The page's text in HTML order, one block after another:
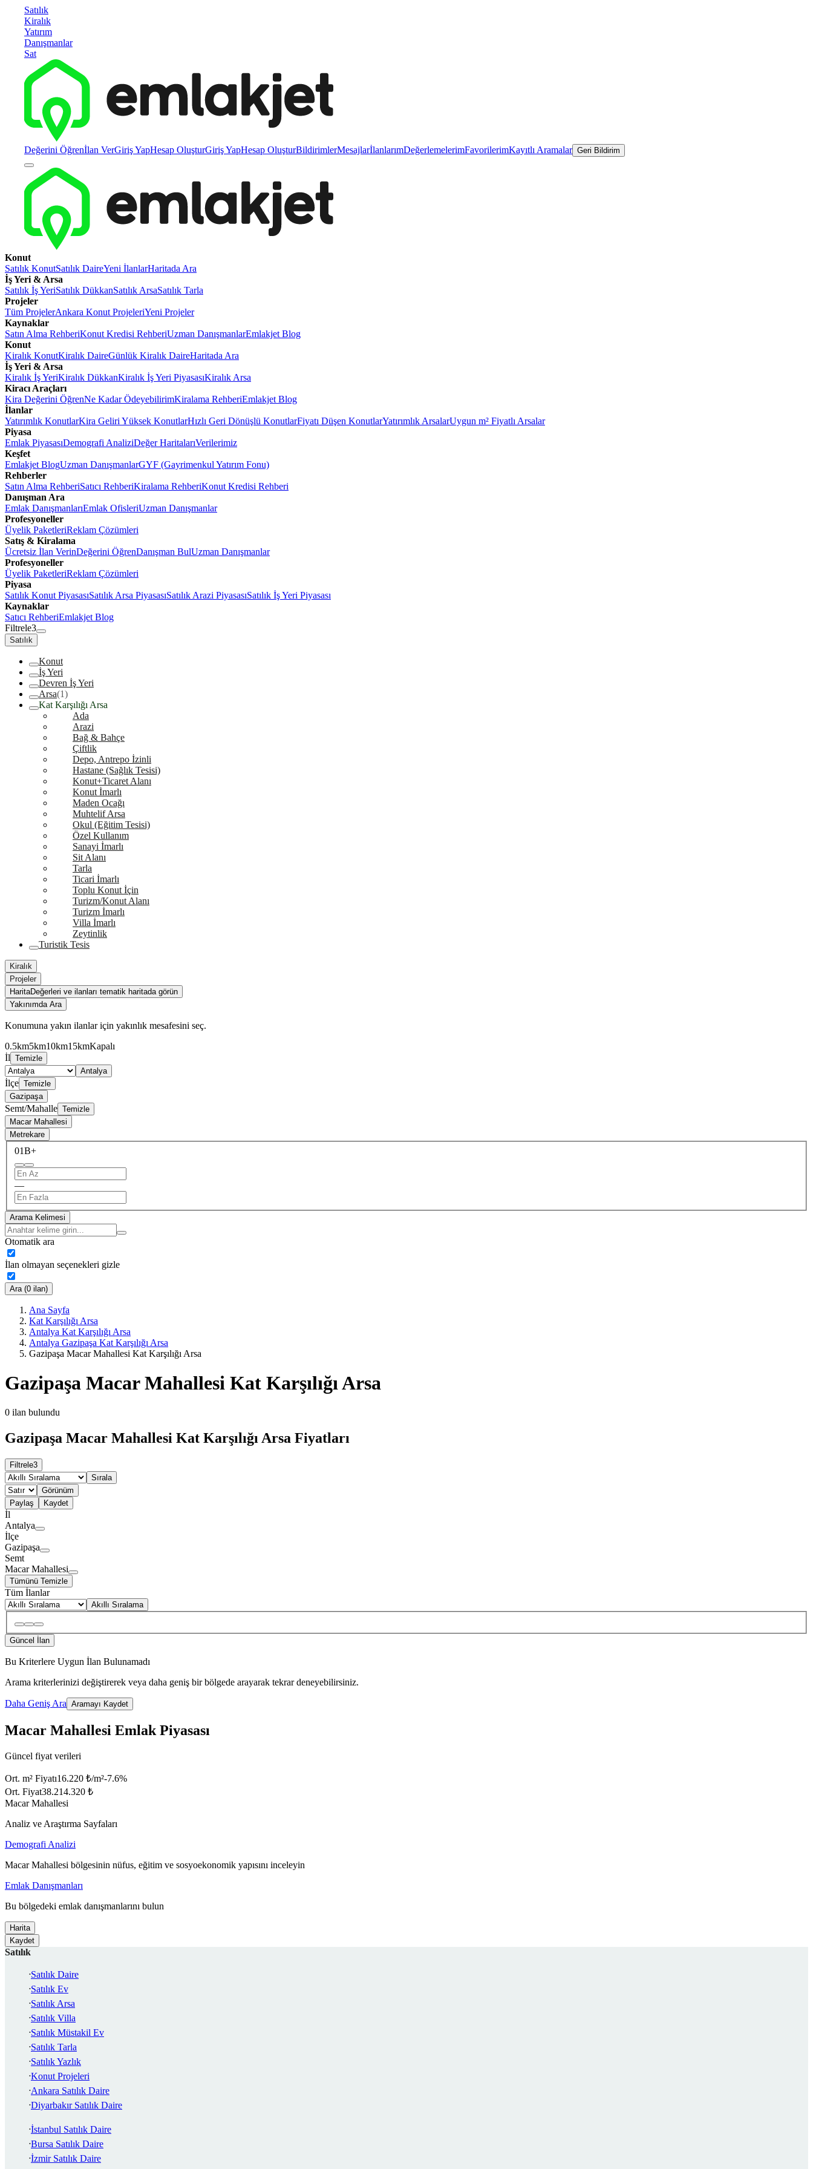
Satılık
Kiralık
Yatırım
Danışmanlar
Sat
Değerini Öğrenİlan VerGiriş YapHesap OluşturGiriş YapHesap OluşturBildirimlerMesajlarİlanlarımDeğerlemelerimFavorilerimKayıtlı Aramalar Geri Bildirim
Konut
Satılık KonutSatılık DaireYeni İlanlarHaritada Ara
İş Yeri & Arsa
Satılık İş YeriSatılık DükkanSatılık ArsaSatılık Tarla
Projeler
Tüm ProjelerAnkara Konut ProjeleriYeni Projeler
Kaynaklar
Satın Alma RehberiKonut Kredisi RehberiUzman DanışmanlarEmlakjet Blog
Konut
Kiralık KonutKiralık DaireGünlük Kiralık DaireHaritada Ara
İş Yeri & Arsa
Kiralık İş YeriKiralık DükkanKiralık İş Yeri PiyasasıKiralık Arsa
Kiracı Araçları
Kira Değerini ÖğrenNe Kadar ÖdeyebilirimKiralama RehberiEmlakjet Blog
İlanlar
Yatırımlık KonutlarKira Geliri Yüksek KonutlarHızlı Geri Dönüşlü KonutlarFiyatı Düşen KonutlarYatırımlık ArsalarUygun m² Fiyatlı Arsalar
Piyasa
Emlak PiyasasıDemografi AnaliziDeğer HaritalarıVerilerimiz
Keşfet
Emlakjet BlogUzman DanışmanlarGYF (Gayrimenkul Yatırım Fonu)
Rehberler
Satın Alma RehberiSatıcı RehberiKiralama RehberiKonut Kredisi Rehberi
Danışman Ara
Emlak DanışmanlarıEmlak OfisleriUzman Danışmanlar
Profesyoneller
Üyelik PaketleriReklam Çözümleri
Satış & Kiralama
Ücretsiz İlan VerinDeğerini ÖğrenDanışman BulUzman Danışmanlar
Profesyoneller
Üyelik PaketleriReklam Çözümleri
Piyasa
Satılık Konut PiyasasıSatılık Arsa PiyasasıSatılık Arazi PiyasasıSatılık İş Yeri Piyasası
Kaynaklar
Satıcı RehberiEmlakjet Blog
Filtrele3
Satılık
Konut
İş Yeri
Devren İş Yeri
Arsa(1)
Kat Karşılığı Arsa
Ada
Arazi
Bağ & Bahçe
Çiftlik
Depo, Antrepo İzinli
Hastane (Sağlık Tesisi)
Konut+Ticaret Alanı
Konut İmarlı
Maden Ocağı
Muhtelif Arsa
Okul (Eğitim Tesisi)
Özel Kullanım
Sanayi İmarlı
Sit Alanı
Tarla
Ticari İmarlı
Toplu Konut İçin
Turizm/Konut Alanı
Turizm İmarlı
Villa İmarlı
Zeytinlik
Turistik Tesis
Kiralık
Projeler
HaritaDeğerleri ve ilanları tematik haritada görün
Yakınımda Ara
Konumuna yakın ilanlar için yakınlık mesafesini seç.
0.5km5km10km15kmKapalı
İl Temizle
Antalya
İlçe Temizle
Gazipaşa
Semt/Mahalle Temizle
Macar Mahallesi
Metrekare
01B+
—
Arama Kelimesi
Otomatik ara
İlan olmayan seçenekleri gizle
Ara (0 ilan)
Ana Sayfa
Kat Karşılığı Arsa
Antalya Kat Karşılığı Arsa
Antalya Gazipaşa Kat Karşılığı Arsa
Gazipaşa Macar Mahallesi Kat Karşılığı Arsa
Gazipaşa Macar Mahallesi Kat Karşılığı Arsa
0 ilan bulundu
Gazipaşa Macar Mahallesi Kat Karşılığı Arsa Fiyatları
Filtrele3
Sırala
Görünüm
Paylaş
Kaydet
İl
Antalya
İlçe
Gazipaşa
Semt
Macar Mahallesi
Tümünü Temizle
Tüm İlanlar
Akıllı Sıralama
Güncel İlan
Bu Kriterlere Uygun İlan Bulunamadı
Arama kriterlerinizi değiştirerek veya daha geniş bir bölgede arayarak tekrar deneyebilirsiniz.
Daha Geniş Ara Aramayı Kaydet
Macar Mahallesi Emlak Piyasası
Güncel fiyat verileri
Ort. m² Fiyatı16.220 ₺/m²-7.6%
Ort. Fiyat38.214.320 ₺
Macar Mahallesi
Analiz ve Araştırma Sayfaları
Demografi Analizi
Macar Mahallesi bölgesinin nüfus, eğitim ve sosyoekonomik yapısını inceleyin
Emlak Danışmanları
Bu bölgedeki emlak danışmanlarını bulun
Harita
Kaydet
Satılık
Satılık Daire
Satılık Ev
Satılık Arsa
Satılık Villa
Satılık Müstakil Ev
Satılık Tarla
Satılık Yazlık
Konut Projeleri
Ankara Satılık Daire
Diyarbakır Satılık Daire
İstanbul Satılık Daire
Bursa Satılık Daire
İzmir Satılık Daire